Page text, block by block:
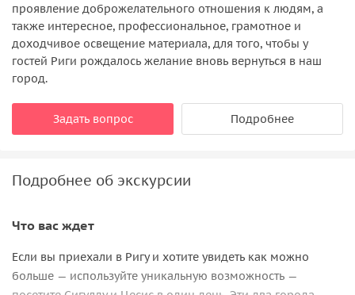
проявление доброжелательного отношения к людям, а
также интересное, профессиональное, грамотное и
доходчивое освещение материала, для того, чтобы у
гостей Риги рождалось желание вновь вернуться в наш
город.
Задать вопрос Подробнее
Подробнее об экскурсии
Что вас ждет
Если вы приехали в Ригу и хотите увидеть как можно
больше — используйте уникальную возможность —